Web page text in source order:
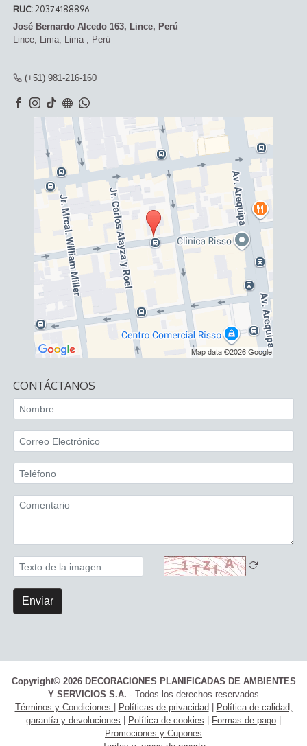
RUC:20374188896
José Bernardo Alcedo 163, Lince, Perú
Lince, Lima, Lima , Perú
(+51) 981-216-160
CONTÁCTANOS
Enviar
Copyright© 2026 DECORACIONES PLANIFICADAS DE AMBIENTES
Y SERVICIOS S.A. - Todos los derechos reservados
Términos y Condiciones
Políticas de privacidad
Política de calidad,
garantía y devoluciones
Política de cookies Formas de pago
Promociones y Cupones